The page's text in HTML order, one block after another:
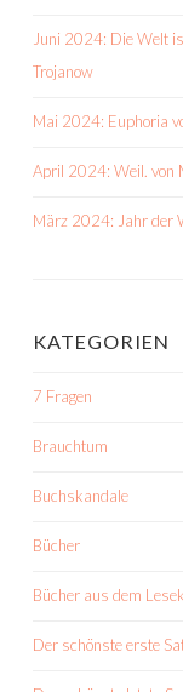
Juni 2024: Die Welt
Trojanow
Mai 2024: Euphoria
April 2024: Weil. von
März 2024: Jahr der
KATEGORIEN
7 Fragen
Brauchtum
Buchskandale
Bücher
Bücher aus dem
Der schönste erste